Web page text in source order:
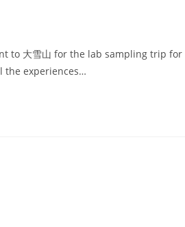
to 大雪山 for the lab sampling trip
the experiences…